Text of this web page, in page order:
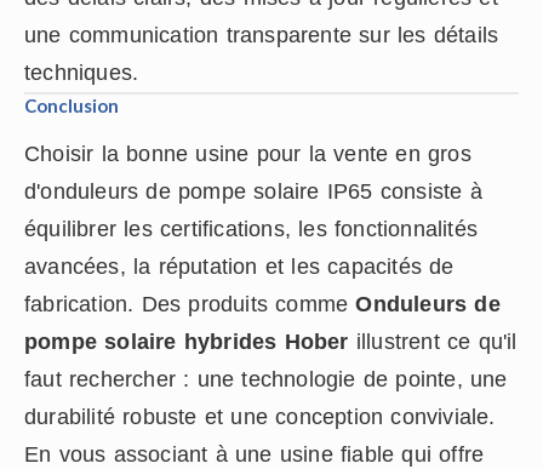
une communication transparente sur les détails
techniques.
Conclusion
Choisir la bonne usine pour la vente en gros
d'onduleurs de pompe solaire IP65 consiste à
équilibrer les certifications, les fonctionnalités
avancées, la réputation et les capacités de
fabrication. Des produits commeOnduleurs de
pompe solaire hybrides Hober illustrent ce qu'il
faut rechercher : une technologie de pointe, une
durabilité robuste et une conception conviviale.
En vous associant à une usine fiable qui offre